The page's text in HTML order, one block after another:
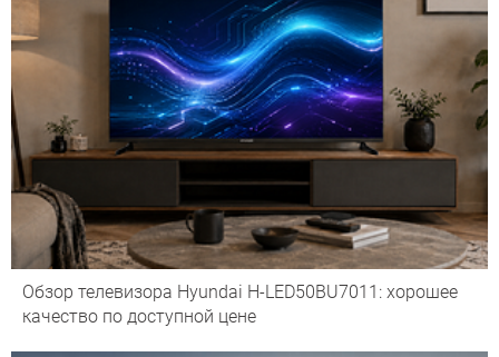
Обзор телевизора Hyundai H-LED50BU7011: хорошее
качество по доступной цене